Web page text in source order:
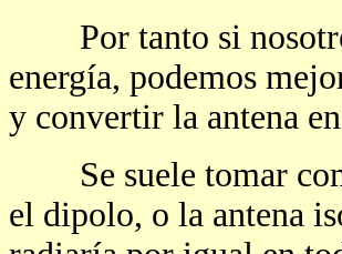
Por tanto si
energía, podemos
y convertir la antena
Se suele tomar
el dipolo, o la antena